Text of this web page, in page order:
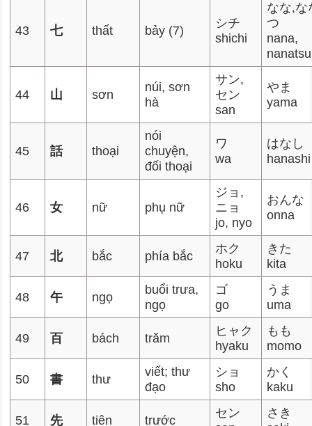
43 七 thất bảy (7)
シチ
shichi
なな,な
つ
nana,
nanatsu
44 山 sơn
núi, sơn
hà
サン,
セン
san
やま
yama
45 話 thoại
nói
chuyện,
đối thoại
ワ
wa
はなし
hanashi
46 女 nữ phụ nữ
ジョ,
ニョ
jo, nyo
おんな
onna
47 北 bắc phía bắc
ホク
hoku
きた
kita
48 午 ngọ
buổi trưa,
ngọ
ゴ
go
うま
uma
49 百 bách trăm
ヒャク
hyaku
もも
momo
50 書 thư
viết; thư
đạo
ショ
sho
かく
kaku
51 先 tiên trước
セン
さき